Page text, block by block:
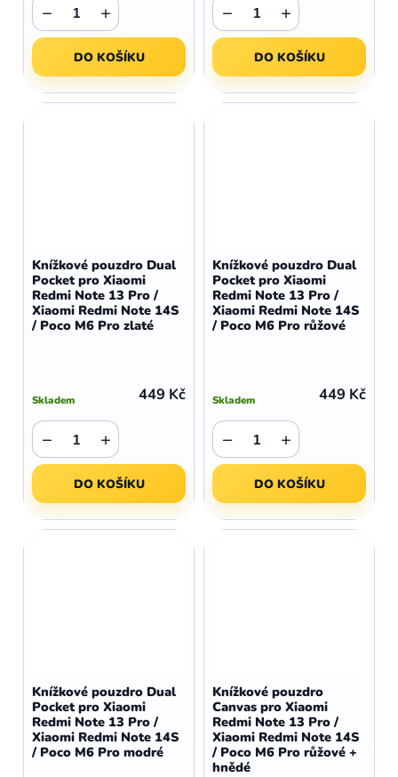
+
−
DO KOŠÍKU
+
−
DO KOŠÍKU
Knížkové pouzdro Dual
Pocket pro Xiaomi
Redmi Note 13 Pro /
Xiaomi Redmi Note 14S
/ Poco M6 Pro zlaté
Skladem 449 Kč
+
−
DO KOŠÍKU
Knížkové pouzdro Dual
Pocket pro Xiaomi
Redmi Note 13 Pro /
Xiaomi Redmi Note 14S
/ Poco M6 Pro růžové
Skladem 449 Kč
+
−
DO KOŠÍKU
Knížkové pouzdro Dual
Pocket pro Xiaomi
Redmi Note 13 Pro /
Xiaomi Redmi Note 14S
/ Poco M6 Pro modré
Knížkové pouzdro
Canvas pro Xiaomi
Redmi Note 13 Pro /
Xiaomi Redmi Note 14S
/ Poco M6 Pro růžové +
hnědé